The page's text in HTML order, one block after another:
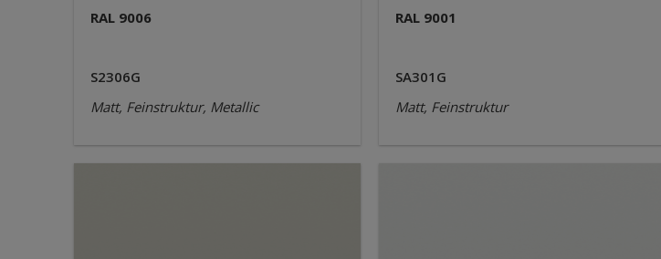
RAL 9006
S2306G
Matt, Feinstruktur, Metallic
RAL 9001
SA301G
Matt, Feinstruktur